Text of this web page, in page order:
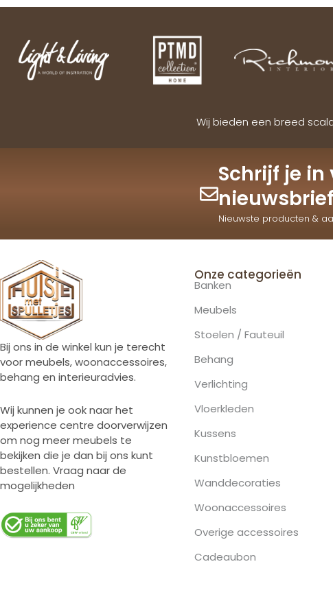
Wij bieden een breed
Schrijf je in
nieuwsbrief
Nieuwste producten &
Bij ons in de winkel kun je terecht
voor meubels, woonaccessoires,
behang en interieuradvies.
Wij kunnen je ook naar het
experience centre doorverwijzen
om nog meer meubels te
bekijken die je dan bij ons kunt
bestellen. Vraag naar de
mogelijkheden
Onze categorieën
Banken
Meubels
Stoelen / Fauteuil
Behang
Verlichting
Vloerkleden
Kussens
Kunstbloemen
Wanddecoraties
Woonaccessoires
Overige accessoires
Cadeaubon